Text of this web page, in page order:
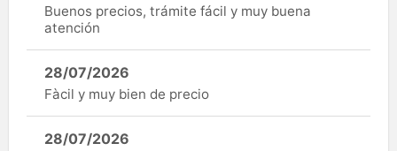
Buenos precios, trámite fácil y muy buena
atención
28/07/2026
Fàcil y muy bien de precio
28/07/2026